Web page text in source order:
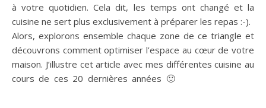
à votre quotidien. Cela dit, les temps ont changé et la
cuisine ne sert plus exclusivement à préparer les repas :-).
Alors, explorons ensemble chaque zone de ce triangle et
découvrons comment optimiser l’espace au cœur de votre
maison. J’illustre cet article avec mes différentes cuisine au
cours de ces 20 dernières années 🙂